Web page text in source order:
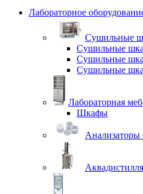
Лабораторное
Cушильные
Сушильные
Сушильные
Сушильные
Лабораторная
Шкафы
Анализаторы